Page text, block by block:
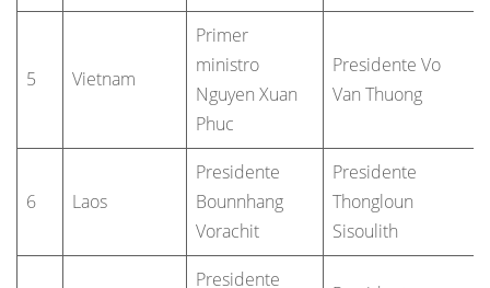
5 Vietnam
Primer
ministro
Nguyen Xuan
Phuc
Presidente Vo
Van Thuong
6 Laos
Presidente
Bounnhang
Vorachit
Presidente
Thongloun
Sisoulith
Presidente